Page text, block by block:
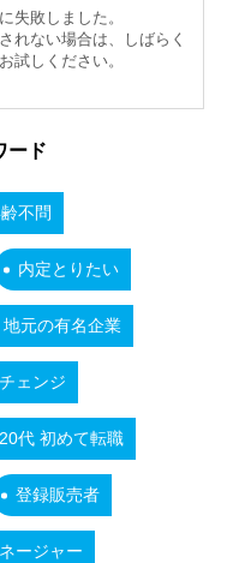
失敗しました。
れない場合は、しばらく
試しください。
ード
不問
内定とりたい
地元の有名企業
ェンジ
20代 初めて転職
登録販売者
ージャー